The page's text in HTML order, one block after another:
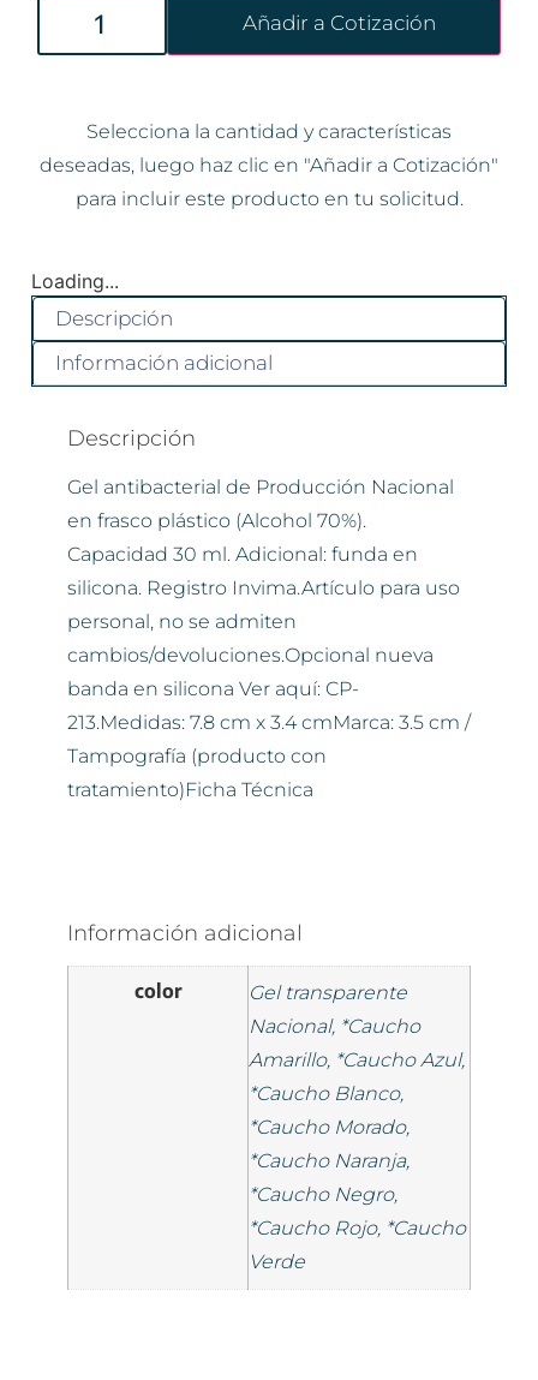
Añadir a Cotización
Selecciona la cantidad y características
deseadas, luego haz clic en "Añadir a Cotización"
para incluir este producto en tu solicitud.
Loading...
Descripción
Información adicional
Descripción
Gel antibacterial de Producción Nacional
en frasco plástico (Alcohol 70%).
Capacidad 30 ml. Adicional: funda en
silicona. Registro Invima.Artículo para uso
personal, no se admiten
cambios/devoluciones.Opcional nueva
banda en silicona Ver aquí: CP-
213.Medidas: 7.8 cm x 3.4 cmMarca: 3.5 cm /
Tampografía (producto con
tratamiento)Ficha Técnica
Información adicional
color
Gel transparente
Nacional, *Caucho
Amarillo, *Caucho Azul,
*Caucho Blanco,
*Caucho Morado,
*Caucho Naranja,
*Caucho Negro,
*Caucho Rojo, *Caucho
Verde